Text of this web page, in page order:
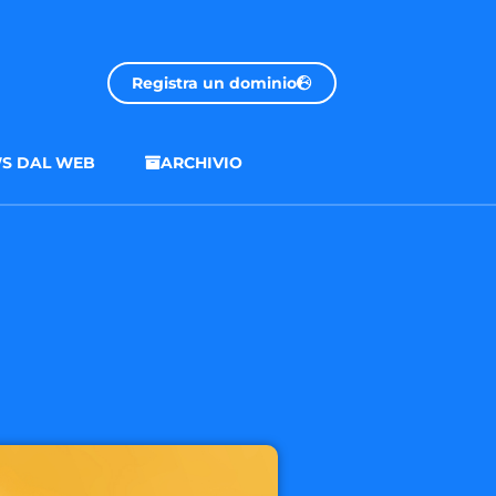
Registra un dominio
DAL WEB ARCHIVIO